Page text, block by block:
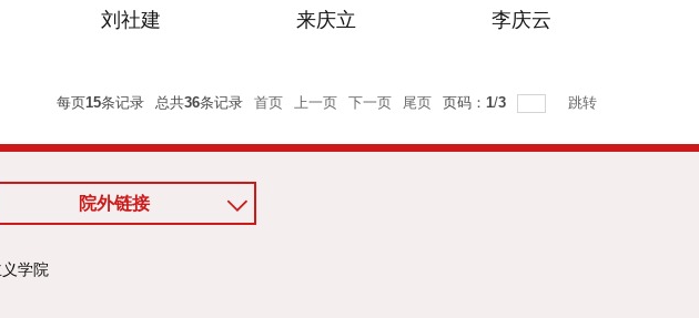
刘社建 来庆立 李庆云
每页15条记录 总共36条记录 首页 上一页 下一页 尾页 页码： 1/3 跳转
院外链接
学院